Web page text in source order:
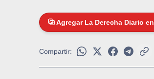
Agregar La Derecha Diario en
Compartir: